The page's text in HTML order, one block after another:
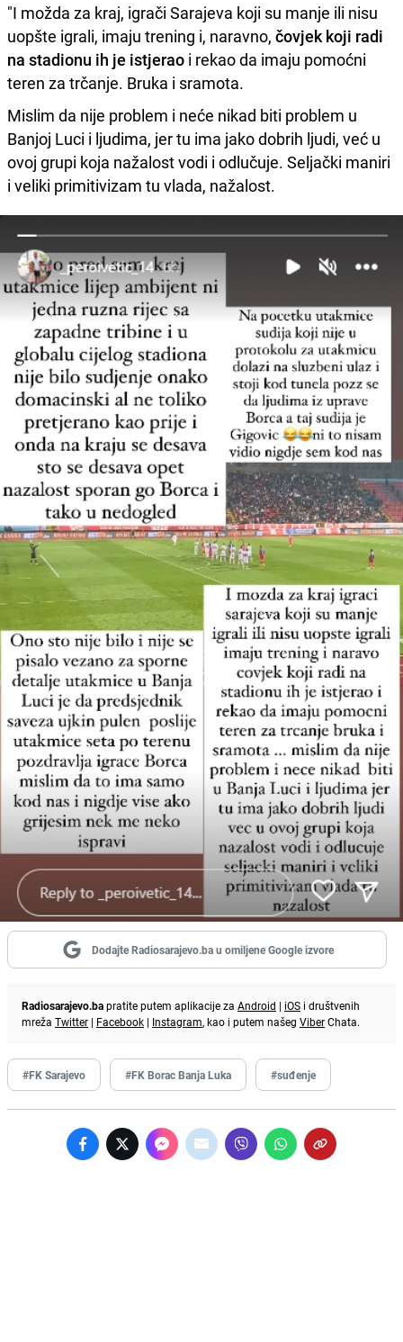
"I možda za kraj, igrači Sarajeva koji su manje ili nisu
uopšte igrali, imaju trening i, naravno, čovjek koji radi
na stadionu ih je istjerao i rekao da imaju pomoćni
teren za trčanje. Bruka i sramota.
Mislim da nije problem i neće nikad biti problem u
Banjoj Luci i ljudima, jer tu ima jako dobrih ljudi, već u
ovoj grupi koja nažalost vodi i odlučuje. Seljački maniri
i veliki primitivizam tu vlada, nažalost.
Dodajte Radiosarajevo.ba u omiljene Google izvore
Radiosarajevo.bapratite putem aplikacije za Android | iOS i društvenih
mreža Twitter | Facebook | Instagram, kao i putem našeg ViberChata.
#FK Sarajevo #FK Borac Banja Luka #suđenje